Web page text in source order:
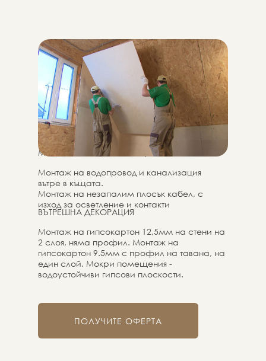
МОНТАЖ НА КОМУНИКАЦИИ
Монтаж на водопровод и канализация
вътре в къщата.
Монтаж на незапалим плосък кабел, с
изход за осветление и контакти
ВЪТРЕШНА ДЕКОРАЦИЯ
Монтаж на гипсокартон 12,5мм на стени на
2 слоя, няма профил. Монтаж на
гипсокартон 9.5мм с профил на тавана, на
един слой. Мокри помещения -
водоустойчиви гипсови плоскости.
ПОЛУЧИТЕ ОФЕРТА